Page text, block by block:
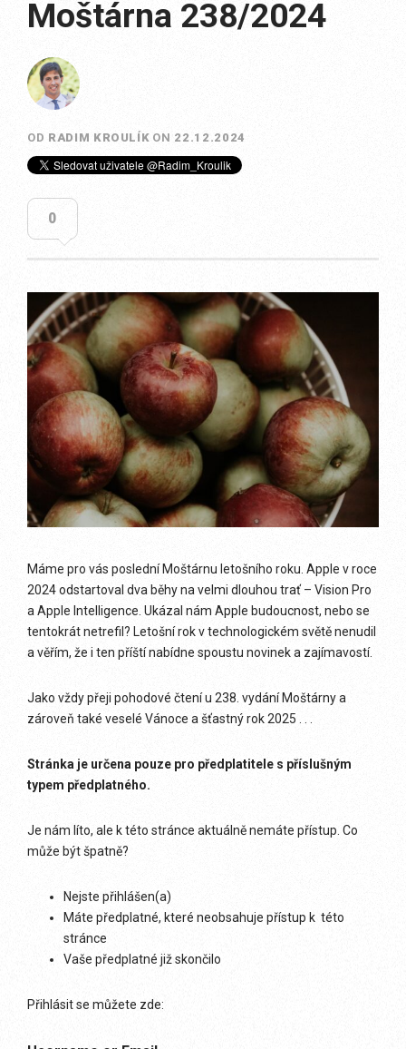
Moštárna 238/2024
OD RADIM KROULÍK ON 22.12.2024
0
Máme pro vás poslední Moštárnu letošního roku. Apple v roce
2024 odstartoval dva běhy na velmi dlouhou trať – Vision Pro
a Apple Intelligence. Ukázal nám Apple budoucnost, nebo se
tentokrát netrefil? Letošní rok v technologickém světě nenudil
a věřím, že i ten příští nabídne spoustu novinek a zajímavostí.
Jako vždy přeji pohodové čtení u 238. vydání Moštárny a
zároveň také veselé Vánoce a šťastný rok 2025 . . .
Stránka je určena pouze pro předplatitele s příslušným
typem předplatného.
Je nám líto, ale k této stránce aktuálně nemáte přístup. Co
může být špatně?
Nejste přihlášen(a)
Máte předplatné, které neobsahuje přístup k této
stránce
Vaše předplatné již skončilo
Přihlásit se můžete zde: